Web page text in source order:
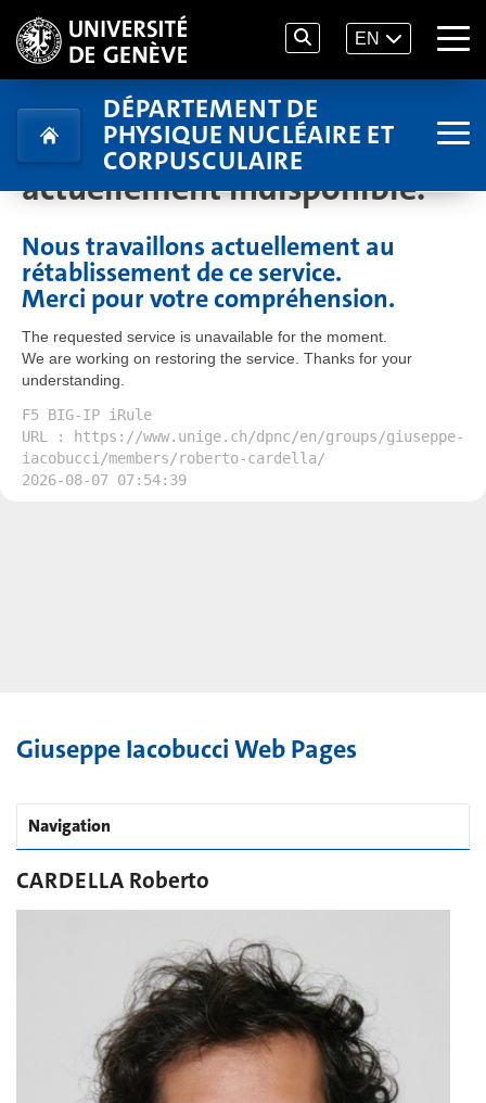
EN
Le service demandé est
actuellement indisponible.
Nous travaillons actuellement au
rétablissement de ce service.
Merci pour votre compréhension.
The requested service is unavailable for the moment.
We are working on restoring the service. Thanks for your
understanding.
F5 BIG-IP iRule
URL : https://www.unige.ch/dpnc/en/groups/giuseppe-
iacobucci/members/roberto-cardella/
2026-08-07 07:54:39
DÉPARTEMENT DE
PHYSIQUE NUCLÉAIRE ET
CORPUSCULAIRE
Giuseppe Iacobucci Web Pages
Navigation
CARDELLA Roberto